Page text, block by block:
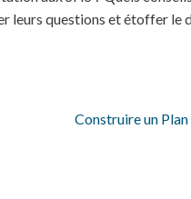
leurs questions et étoffer le
Construire un